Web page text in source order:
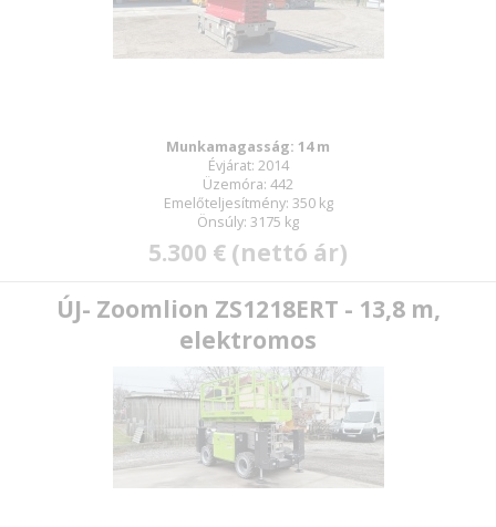
Munkamagasság: 14 m
Évjárat: 2014
Üzemóra: 442
Emelőteljesítmény: 350 kg
Önsúly: 3175 kg
5.300 € (nettó ár)
ÚJ- Zoomlion ZS1218ERT - 13,8 m,
elektromos